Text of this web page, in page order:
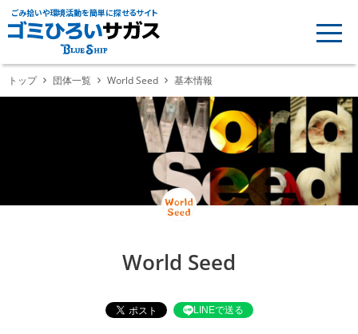
ごみ拾いや環境活動を簡単に探せるサイト
トップ 団体一覧 World Seed 基本情報
World Seed
LINEで送る